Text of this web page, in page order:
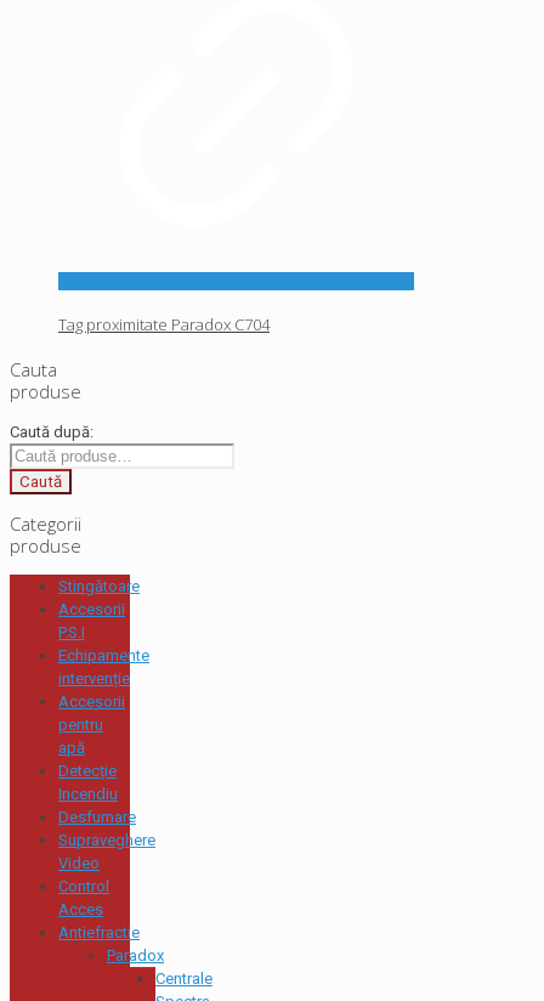
Tag proximitate Paradox C704
Cauta
produse
Caută după:
Caută
Categorii
produse
Stingătoare
Accesorii
P.S.I
Echipamente
intervenție
Accesorii
pentru
apă
Detecție
Incendiu
Desfumare
Supraveghere
Video
Control
Acces
Antiefractie
Paradox
Centrale